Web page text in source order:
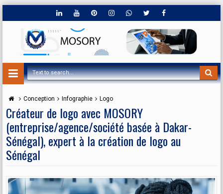
Conception Infographie Logo
Créateur de logo avec MOSORY
(entreprise/agence/société basée à Dakar-
Sénégal), expert à la création de logo au
Sénégal